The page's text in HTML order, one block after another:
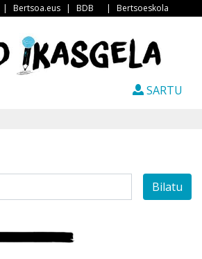
| Bertsoa.eus | BDB | Bertsoeskola
SARTU
Bilatu